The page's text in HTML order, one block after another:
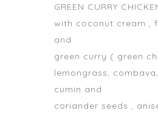
GREEN CURRY
with coconut cream ,
and
green curry ( green
lemongrass,
cumin and
coriander seeds ,